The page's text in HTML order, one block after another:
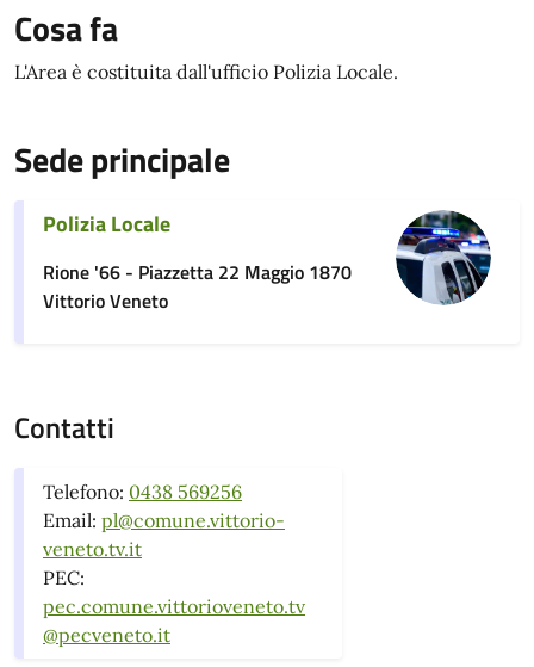
Cosa fa
L'Area è costituita dall'ufficio Polizia Locale.
Sede principale
Polizia Locale
Rione '66 - Piazzetta 22 Maggio 1870
Vittorio Veneto
Contatti
Telefono: 0438 569256
Email: pl@comune.vittorio-
veneto.tv.it
PEC:
pec.comune.vittorioveneto.tv
@pecveneto.it